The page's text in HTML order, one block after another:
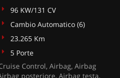
96 KW/131 CV
Cambio Automatico (6)
23.265 Km
5 Porte
Control, Airbag, Airbag
posteriore, Airbag testa,